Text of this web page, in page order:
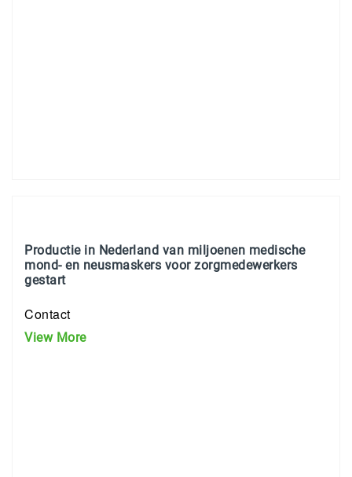
Productie in Nederland van miljoenen medische
mond- en neusmaskers voor zorgmedewerkers
gestart
Contact
View More